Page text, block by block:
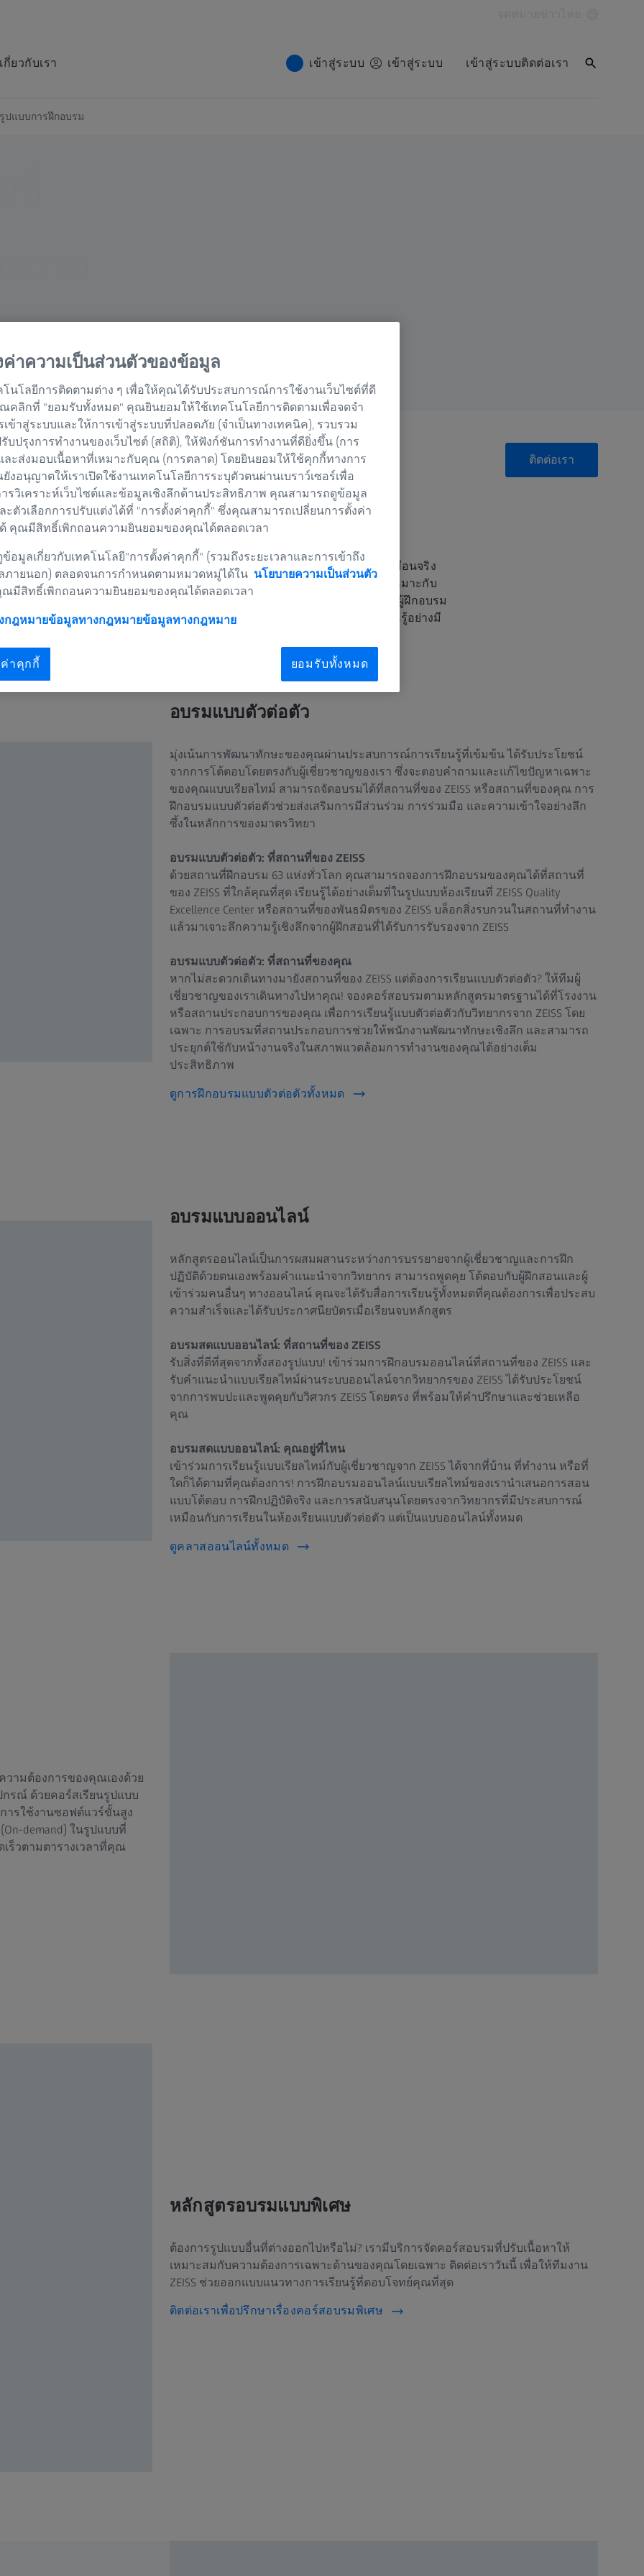
เกี่ยวกับเรา เข้าสู่ระบบ เข้าสู่ระบบ เข้าสู่ระบบติดต่อเรา
รูปแบบการฝึกอบรม
ติดต่อเรา
อกวิธีการและสถานที่ที่คุณเรียนรู้
งเรียนแบบดั้งเดิมหรือไม่ หรือคุณชอบความสะดวกสบายของการเรียนรู้แบบเสมือนจริง
ตาม ZEISS Academy Metrology พร้อมให้บริการคุณด้วยรูปแบบการฝึกอบรมที่เหมาะกับ
งคุณ ไม่ว่าคุณจะเลือกเรียนแบบตัวต่อตัวหรือออนไลน์ คุณจะได้มีปฏิสัมพันธ์กับผู้ฝึกอบรม
คนอื่น ๆ พร้อมทั้งได้รับเอกสารประกอบการเรียนที่จำเป็นทั้งหมดสำหรับการเรียนรู้อย่างมี
อบรมแบบตัวต่อตัว
มุ่งเน้นการพัฒนาทักษะของคุณผ่านประสบการณ์การเรียนรู้ที่เข้มข้น ได้รับประโยชน์
จากการโต้ตอบโดยตรงกับผู้เชี่ยวชาญของเรา ซึ่งจะตอบคำถามและแก้ไขปัญหาเฉพาะ
ของคุณแบบเรียลไทม์ สามารถจัดอบรมได้ที่สถานที่ของ ZEISS หรือสถานที่ของคุณ การ
ฝึกอบรมแบบตัวต่อตัวช่วยส่งเสริมการมีส่วนร่วม การร่วมมือ และความเข้าใจอย่างลึก
ซึ้งในหลักการของมาตรวิทยา
อบรมแบบตัวต่อตัว: ที่สถานที่ของ ZEISS
ด้วยสถานที่ฝึกอบรม 63 แห่งทั่วโลก คุณสามารถจองการฝึกอบรมของคุณได้ที่สถานที่
ของ ZEISS ที่ใกล้คุณที่สุด เรียนรู้ได้อย่างเต็มที่ในรูปแบบห้องเรียนที่ ZEISS Quality
Excellence Center หรือสถานที่ของพันธมิตรของ ZEISS บล็อกสิ่งรบกวนในสถานที่ทำงาน
แล้วมาเจาะลึกความรู้เชิงลึกจากผู้ฝึกสอนที่ได้รับการรับรองจาก ZEISS
อบรมแบบตัวต่อตัว: ที่สถานที่ของคุณ
หากไม่สะดวกเดินทางมายังสถานที่ของ ZEISS แต่ต้องการเรียนแบบตัวต่อตัว? ให้ทีมผู้
เชี่ยวชาญของเราเดินทางไปหาคุณ! จองคอร์สอบรมตามหลักสูตรมาตรฐานได้ที่โรงงาน
หรือสถานประกอบการของคุณ เพื่อการเรียนรู้แบบตัวต่อตัวกับวิทยากรจาก ZEISS โดย
เฉพาะ การอบรมที่สถานประกอบการช่วยให้พนักงานพัฒนาทักษะเชิงลึก และสามารถ
ประยุกต์ใช้กับหน้างานจริงในสภาพแวดล้อมการทำงานของคุณได้อย่างเต็ม
ประสิทธิภาพ
ดูการฝึกอบรมแบบตัวต่อตัวทั้งหมด
อบรมแบบออนไลน์
หลักสูตรออนไลน์เป็นการผสมผสานระหว่างการบรรยายจากผู้เชี่ยวชาญและการฝึก
ปฏิบัติด้วยตนเองพร้อมคำแนะนำจากวิทยากร สามารถพูดคุย โต้ตอบกับผู้ฝึกสอนและผู้
เข้าร่วมคนอื่นๆ ทางออนไลน์ คุณจะได้รับสื่อการเรียนรู้ทั้งหมดที่คุณต้องการเพื่อประสบ
ความสำเร็จและได้รับประกาศนียบัตรเมื่อเรียนจบหลักสูตร
อบรมสดแบบออนไลน์: ที่สถานที่ของ ZEISS
รับสิ่งที่ดีที่สุดจากทั้งสองรูปแบบ! เข้าร่วมการฝึกอบรมออนไลน์ที่สถานที่ของ ZEISS และ
รับคำแนะนำแบบเรียลไทม์ผ่านระบบออนไลน์จากวิทยากรของ ZEISS ได้รับประโยชน์
จากการพบปะและพูดคุยกับวิศวกร ZEISS โดยตรง ที่พร้อมให้คำปรึกษาและช่วยเหลือ
คุณ
อบรมสดแบบออนไลน์: คุณอยู่ที่ไหน
เข้าร่วมการเรียนรู้แบบเรียลไทม์กับผู้เชี่ยวชาญจาก ZEISS ได้จากที่บ้าน ที่ทำงาน หรือที่
ใดก็ได้ตามที่คุณต้องการ! การฝึกอบรมออนไลน์แบบเรียลไทม์ของเรานำเสนอการสอน
แบบโต้ตอบ การฝึกปฏิบัติจริง และการสนับสนุนโดยตรงจากวิทยากรที่มีประสบการณ์
เหมือนกับการเรียนในห้องเรียนแบบตัวต่อตัว แต่เป็นแบบออนไลน์ทั้งหมด
ดูคลาสออนไลน์ทั้งหมด
ามต้องการของคุณเองด้วย
กรณ์ ด้วยคอร์สเรียนรูปแบบ
ารใช้งานซอฟต์แวร์ขั้นสูง
demand) ในรูปแบบที่
ร็วตามตารางเวลาที่คุณ
หลักสูตรอบรมแบบพิเศษ
ต้องการรูปแบบอื่นที่ต่างออกไปหรือไม่? เรามีบริการจัดคอร์สอบรมที่ปรับเนื้อหาให้
เหมาะสมกับความต้องการเฉพาะด้านของคุณโดยเฉพาะ ติดต่อเราวันนี้ เพื่อให้ทีมงาน
ZEISS ช่วยออกแบบแนวทางการเรียนรู้ที่ตอบโจทย์คุณที่สุด
ติดต่อเราเพื่อปรึกษาเรื่องคอร์สอบรมพิเศษ
ค่าความเป็นส่วนตัวของข้อมูล
โนโลยีการติดตามต่าง ๆ เพื่อให้คุณได้รับประสบการณ์การใช้งานเว็บไซต์ที่ดี
คลิกที่ "ยอมรับทั้งหมด" คุณยินยอมให้ใช้เทคโนโลยีการติดตามเพื่อจดจำ
ข้าสู่ระบบและให้การเข้าสู่ระบบที่ปลอดภัย (จำเป็นทางเทคนิค), รวบรวม
บปรุงการทำงานของเว็บไซต์ (สถิติ), ให้ฟังก์ชันการทำงานที่ดียิ่งขึ้น (การ
ละส่งมอบเนื้อหาที่เหมาะกับคุณ (การตลาด) โดยยินยอมให้ใช้คุกกี้ทางการ
งอนุญาตให้เราเปิดใช้งานเทคโนโลยีการระบุตัวตนผ่านเบราว์เซอร์เพื่อ
รวิเคราะห์เว็บไซต์และข้อมูลเชิงลึกด้านประสิทธิภาพ คุณสามารถดูข้อมูล
ะตัวเลือกการปรับแต่งได้ที่ "การตั้งค่าคุกกี้" ซึ่งคุณสามารถเปลี่ยนการตั้งค่า
คุณมีสิทธิ์เพิกถอนความยินยอมของคุณได้ตลอดเวลา
อมูลเกี่ยวกับเทคโนโลยี"การตั้งค่าคุกกี้" (รวมถึงระยะเวลาและการเข้าถึง
ภายนอก) ตลอดจนการกำหนดตามหมวดหมู่ได้ใน นโยบายความเป็นส่วนตัว
ณมีสิทธิ์เพิกถอนความยินยอมของคุณได้ตลอดเวลา
กฎหมายข้อมูลทางกฎหมายข้อมูลทางกฎหมาย
าคุกกี้ ยอมรับทั้งหมด